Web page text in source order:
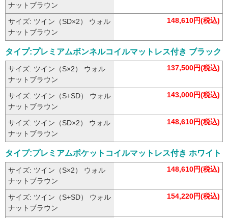
ナットブラウン
サイズ: ツイン（SD×2） ウォル
ナットブラウン
148,610円(税込)
タイプ:プレミアムボンネルコイルマットレス付き ブラック
サイズ: ツイン（S×2） ウォル
ナットブラウン
137,500円(税込)
サイズ: ツイン（S+SD） ウォル
ナットブラウン
143,000円(税込)
サイズ: ツイン（SD×2） ウォル
ナットブラウン
148,610円(税込)
タイプ:プレミアムポケットコイルマットレス付き ホワイト
サイズ: ツイン（S×2） ウォル
ナットブラウン
148,610円(税込)
サイズ: ツイン（S+SD） ウォル
ナットブラウン
154,220円(税込)